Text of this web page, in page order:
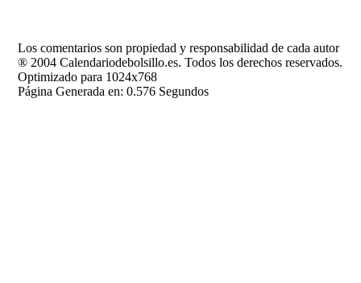
Los comentarios son propiedad y responsabilidad de cada autor
® 2004 Calendariodebolsillo.es. Todos los derechos reservados.
Optimizado para 1024x768
Página Generada en: 0.576 Segundos